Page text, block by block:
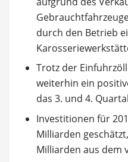
durch den Betrieb
Trotz der
weiterhin ein
das 3. und 4. Quartal
Investitionen für
Milliarden
Milliarden aus dem